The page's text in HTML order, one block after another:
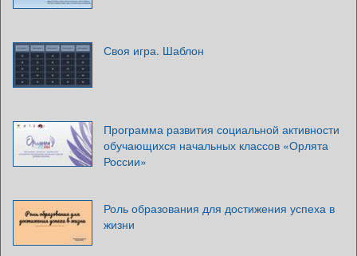
Своя игра. Шаблон
Программа развития социальной активности
обучающихся начальных классов «Орлята
России»
Роль образования для достижения успеха в
жизни